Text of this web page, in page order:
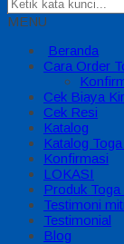
MENU
Beranda
Cara Order
Cek Biaya
Cek Resi
Katalog
Katalog
Konfirmasi
LOKASI
Produk Toga
Testimoni
Testimonial
Blog